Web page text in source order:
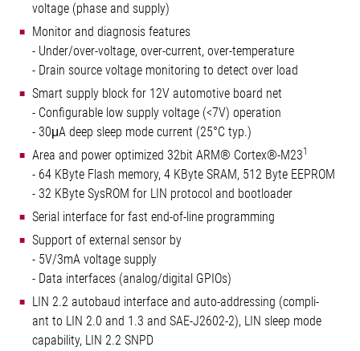
voltage (phase and supply)
Monitor and diagnosis features
- Under/over-voltage, over-current, over-temperature
- Drain source voltage monitoring to detect over load
Smart supply block for 12V automotive board net
- Configurable low supply voltage (<7V) operation
- 30μA deep sleep mode current (25°C typ.)
Area and power optimized 32bit ARM® Cortex®-M231
- 64 KByte Flash memory, 4 KByte SRAM, 512 Byte EEPROM
- 32 KByte SysROM for LIN protocol and bootloader
Serial interface for fast end-of-line programming
Support of external sensor by
- 5V/3mA voltage supply
- Data interfaces (analog/digital GPIOs)
LIN 2.2 autobaud interface and auto-addressing (compli-
ant to LIN 2.0 and 1.3 and SAE-J2602-2), LIN sleep mode
capability, LIN 2.2 SNPD